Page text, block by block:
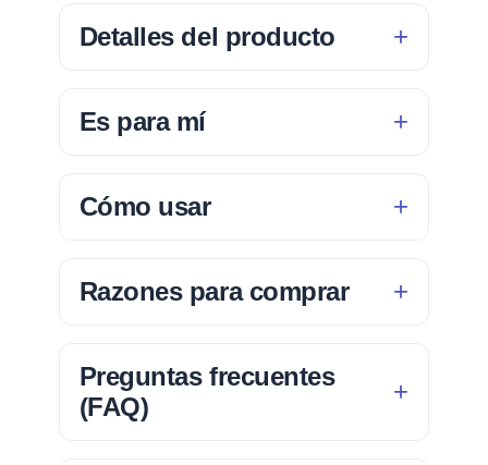
Detalles del producto
Es para mí
Cómo usar
Razones para comprar
Preguntas frecuentes
(FAQ)